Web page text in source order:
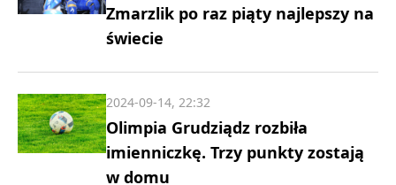
Zmarzlik po raz piąty najlepszy na
świecie
Olimpia Grudziądz rozbiła
imienniczkę. Trzy punkty zostają
w domu
2024-09-14, 22:32